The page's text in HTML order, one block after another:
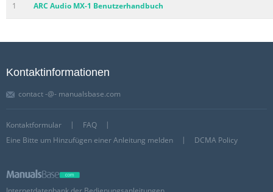
1 ARC Audio MX-1 Benutzerhandbuch
Kontaktinformationen
contact -@- manualsbase.com
Kontaktformular
FAQ
Eine Bitte um Hinzufügen einer Anleitung melden
DCMA Policy